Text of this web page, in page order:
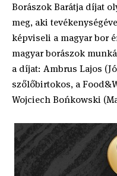
Borászok Barátja díjat
meg, aki
képviseli a magyar bor
magyar borászok
a díjat: Ambrus Lajos
szőlőbirtokos, a
Wojciech Bońkowski